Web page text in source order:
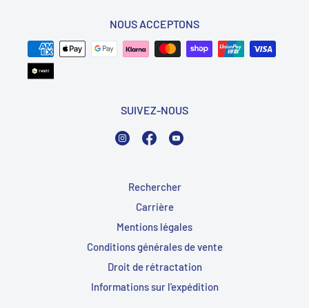
NOUS ACCEPTONS
SUIVEZ-NOUS
InstagramFacebook
Rechercher
Carrière
Mentions légales
Conditions générales de vente
Droit de rétractation
Informations sur l'expédition